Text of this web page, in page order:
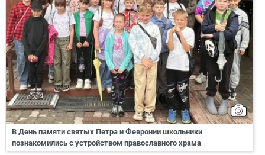
В День памяти святых Петра и Февронии школьники
познакомились с устройством православного храма